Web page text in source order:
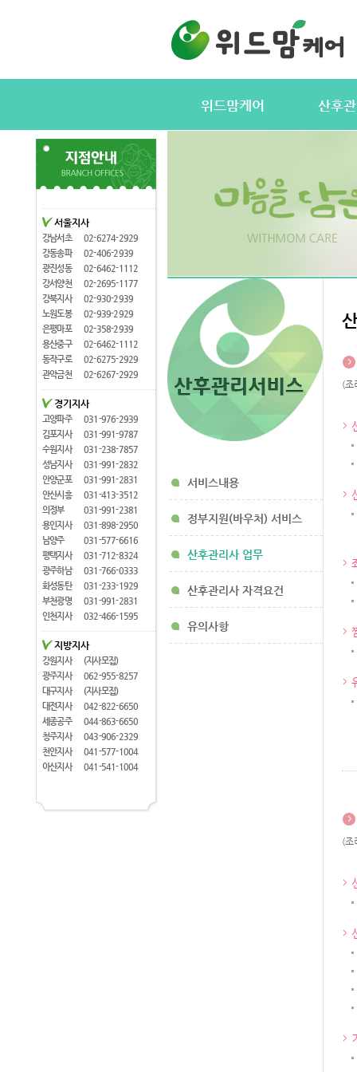
위드맘케어 산후
산후관리
산후관리
서비스내용
정부지원(바우처) 서비스
산후관리사 업무
산후관리사 자격요건
유의사항
서울지사
강남서초
02-6274-2929
강동송파
02-406-2939
광진성동
02-6462-1112
강서양천
02-2695-1177
강북지사
02-930-2939
노원도봉
02-939-2929
은평마포
02-358-2939
용산중구
02-6462-1112
동작구로
02-6275-2929
관악금천
02-6267-2929
경기지사
고양파주
031-976-2939
김포지사
031-991-9787
수원지사
031-238-7857
성남지사
031-991-2832
안양군포
031-991-2831
안산시흥
031-413-3512
의정부
031-991-2381
용인지사
031-898-2950
남양주
031-577-6616
평택지사
031-712-8324
광주하남
031-766-0333
화성동탄
031-233-1929
부천광명
031-991-2831
인천지사
032-466-1595
지방지사
강원지사
(지사모집)
광주지사
062-955-8257
대구지사
(지사모집)
대전지사
042-822-6650
세종공주
044-863-6650
청주지사
043-906-2329
천안지사
041-577-1004
아산지사
041-541-1004
(조
(조